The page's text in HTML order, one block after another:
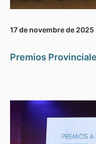
17 de novembre de 2025
Premios